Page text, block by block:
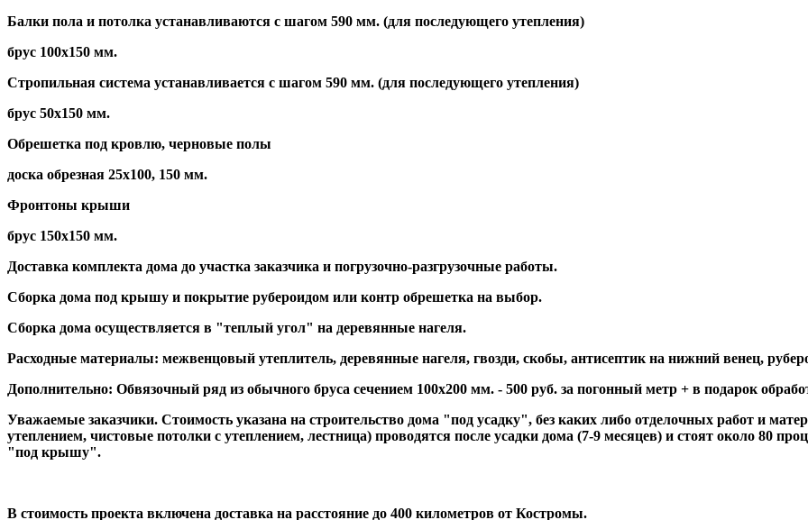
Балки пола и потолка устанавливаются с шагом 590 мм. (для последующего утепления)
брус 100х150 мм.
Стропильная система устанавливается с шагом 590 мм. (для последующего утепления)
брус 50х150 мм.
Обрешетка под кровлю, черновые полы
доска обрезная 25х100, 150 мм.
Фронтоны крыши
брус 150х150 мм.
Доставка комплекта дома до участка заказчика и погрузочно-разгрузочные работы.
Сборка дома под крышу и покрытие рубероидом или контр обрешетка на выбор.
Сборка дома осуществляется в "теплый угол" на деревянные нагеля.
Расходные материалы: межвенцовый утеплитель, деревянные нагеля, гвозди, скобы, антисептик на нижний венец,
Дополнительно: Обвязочный ряд из обычного бруса сечением 100х200 мм. - 500 руб. за погонный метр + в подарок
Уважаемые заказчики. Стоимость указана на строительство дома "под усадку", без каких либо отделочных работ и
утеплением, чистовые потолки с утеплением, лестница) проводятся после усадки дома (7-9 месяцев) и стоят около 80
"под крышу".
В стоимость проекта включена доставка на расстояние до 400 километров от Костромы.